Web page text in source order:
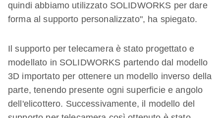
quindi abbiamo utilizzato SOLIDWORKS per dare
forma al supporto personalizzato", ha spiegato.
Il supporto per telecamera è stato progettato e
modellato in SOLIDWORKS partendo dal modello
3D importato per ottenere un modello inverso della
parte, tenendo presente ogni superficie e angolo
dell'elicottero. Successivamente, il modello del